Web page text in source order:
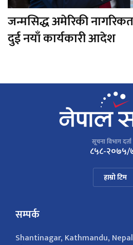
जन्मसिद्ध अमेरिकी
दुई नयाँ कार्यकारी आदेश
सूचना विभाग
८५८-२०७५/
हाम्रो टिम
सम्पर्क
Shantinagar, Kathmandu, Nepal